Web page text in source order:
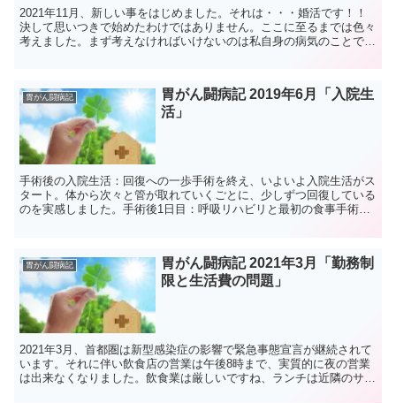
2021年11月、新しい事をはじめました。それは・・・婚活です！！
決して思いつきで始めたわけではありません。ここに至るまでは色々
考えました。まず考えなければいけないのは私自身の病気のことで
胃がん闘病記
胃がん闘病記 2019年6月「入院生
活」
手術後の入院生活：回復への一歩手術を終え、いよいよ入院生活がス
タート。体から次々と管が取れていくごとに、少しずつ回復している
のを実感しました。手術後1日目：呼吸リハビリと最初の食事手術翌
胃がん闘病記
胃がん闘病記 2021年3月「勤務制
限と生活費の問題」
2021年3月、首都圏は新型感染症の影響で緊急事態宣言が継続されて
います。それに伴い飲食店の営業は午後8時まで、実質的に夜の営業
は出来なくなりました。飲食業は厳しいですね、ランチは近隣のサラ